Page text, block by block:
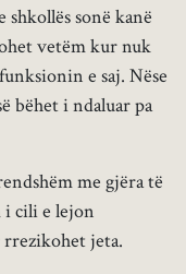
sonë kanë
vetëm kur nuk
e saj. Nëse
bëhet i ndaluar pa
me gjëra të
i cili e lejon
jeta.